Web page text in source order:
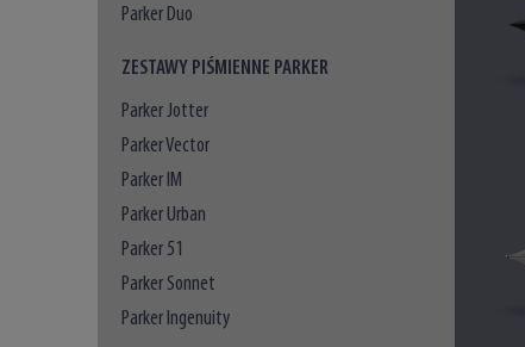
Parker Duo
ZESTAWY PIŚMIENNE PARKER
Parker Jotter
Parker Vector
Parker IM
Parker Urban
Parker 51
Parker Sonnet
Parker Ingenuity